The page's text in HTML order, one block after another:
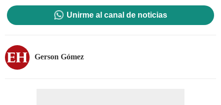
Unirme al canal de noticias
Gerson Gómez